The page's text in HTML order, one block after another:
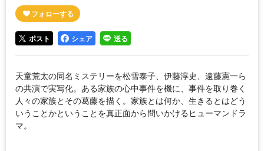
ポスト シェア 送る
天童荒太の同名ミステリーを松雪泰子、伊藤淳史、遠藤憲一ら
の共演で実写化。ある家族の心中事件を機に、事件を取り巻く
人々の家族とその葛藤を描く。家族とは何か、生きるとはどう
いうことかということを真正面から問いかけるヒューマンドラ
マ。